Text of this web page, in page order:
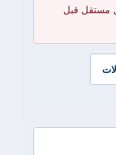
مستقل قبل